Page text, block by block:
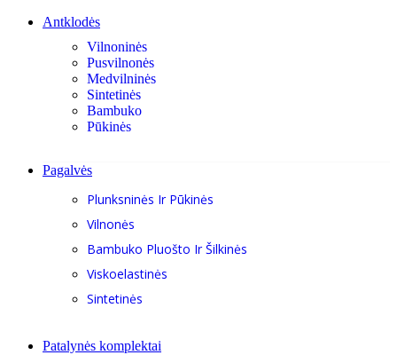
Antklodės
Vilnoninės
Pusvilnonės
Medvilninės
Sintetinės
Bambuko
Pūkinės
Pagalvės
Plunksninės Ir Pūkinės
Vilnonės
Bambuko Pluošto Ir Šilkinės
Viskoelastinės
Sintetinės
Patalynės komplektai